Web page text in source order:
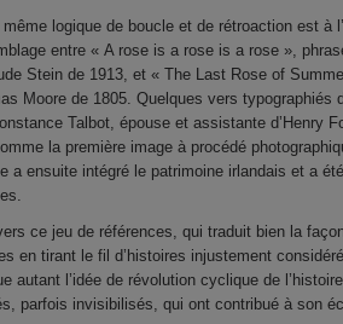
logique de boucle et de rétroaction est à
entre « A rose is a rose is a rose »,
Stein de 1913, et « The Last Rose of
Moore de 1805. Quelques vers typographiés
Talbot, épouse et assistante d’Henry
la première image à procédé
a ensuite intégré le patrimoine irlandais et a
ce jeu de références, qui traduit bien la
en tirant le fil d’histoires injustement
autant l’idée de révolution cyclique de
parfois invisibilisés, qui ont contribué à son